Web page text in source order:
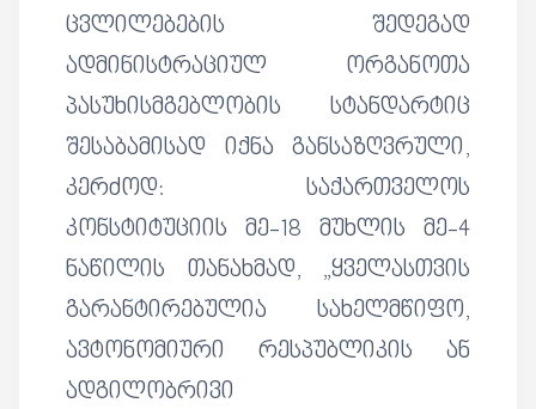
ცვლილებების შედეგად
ადმინისტრაციულ ორგანოთა
პასუხისმგებლობის სტანდარტიც
შესაბამისად იქნა განსაზღვრული,
კერძოდ: საქართველოს
კონსტიტუციის მე-18 მუხლის მე-4
ნაწილის თანახმად, „ყველასთვის
გარანტირებულია სახელმწიფო,
ავტონომიური რესპუბლიკის ან
ადგილობრივი